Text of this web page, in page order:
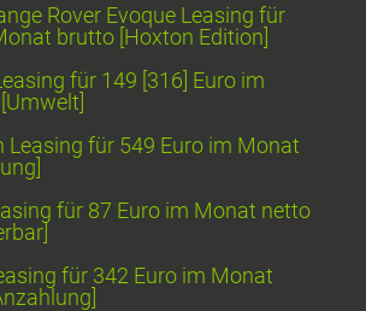
Rover Evoque Leasing für
brutto [Hoxton Edition]
für 149 [316] Euro im
Leasing für 549 Euro im Monat
für 87 Euro im Monat netto
für 342 Euro im Monat